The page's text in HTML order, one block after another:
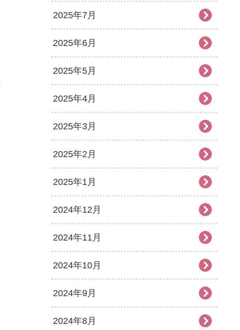
2025年7月
2025年6月
2025年5月
2025年4月
2025年3月
2025年2月
2025年1月
2024年12月
2024年11月
2024年10月
2024年9月
2024年8月